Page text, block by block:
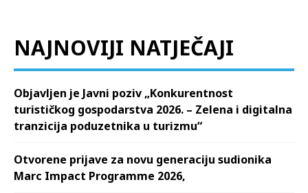
NAJNOVIJI NATJEČAJI
Objavljen je Javni poziv „Konkurentnost
turističkog gospodarstva 2026. – Zelena i digitalna
tranzicija poduzetnika u turizmu“
Otvorene prijave za novu generaciju sudionika
Marc Impact Programme 2026,